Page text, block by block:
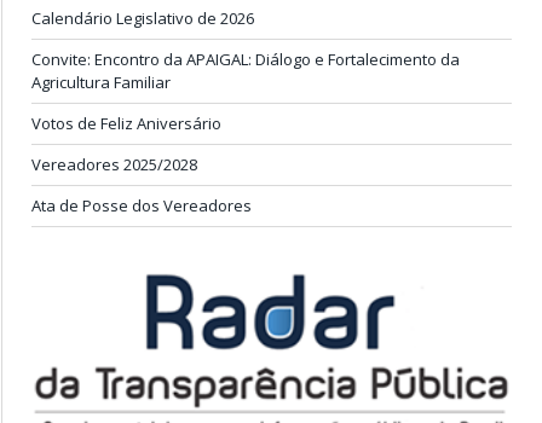
Calendário Legislativo de 2026
Convite: Encontro da APAIGAL: Diálogo e Fortalecimento da
Agricultura Familiar
Votos de Feliz Aniversário
Vereadores 2025/2028
Ata de Posse dos Vereadores